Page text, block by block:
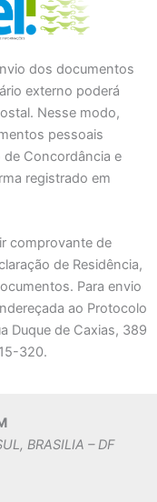
dos documentos
externo poderá
Nesse modo,
pessoais
de Concordância e
registrado em
comprovante de
de Residência,
Para envio
ao Protocolo
Duque de Caxias, 389
320.
BRASILIA – DF